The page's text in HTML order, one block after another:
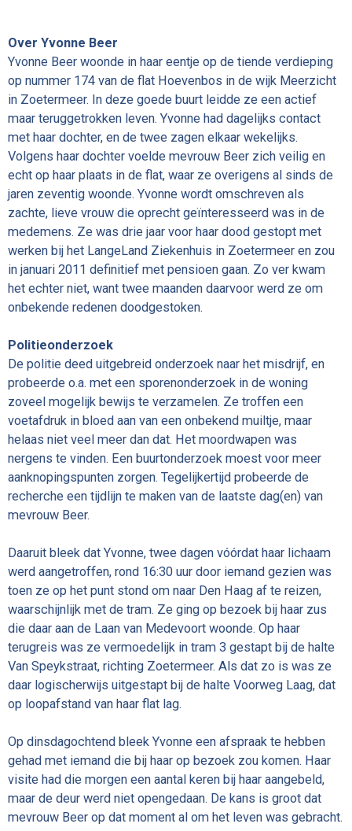
Over Yvonne Beer
Yvonne Beer woonde in haar eentje op de tiende verdieping
op nummer 174 van de flat Hoevenbos in de wijk Meerzicht
in Zoetermeer. In deze goede buurt leidde ze een actief
maar teruggetrokken leven. Yvonne had dagelijks contact
met haar dochter, en de twee zagen elkaar wekelijks.
Volgens haar dochter voelde mevrouw Beer zich veilig en
echt op haar plaats in de flat, waar ze overigens al sinds de
jaren zeventig woonde. Yvonne wordt omschreven als
zachte, lieve vrouw die oprecht geïnteresseerd was in de
medemens. Ze was drie jaar voor haar dood gestopt met
werken bij het LangeLand Ziekenhuis in Zoetermeer en zou
in januari 2011 definitief met pensioen gaan. Zo ver kwam
het echter niet, want twee maanden daarvoor werd ze om
onbekende redenen doodgestoken.
Politieonderzoek
De politie deed uitgebreid onderzoek naar het misdrijf, en
probeerde o.a. met een sporenonderzoek in de woning
zoveel mogelijk bewijs te verzamelen. Ze troffen een
voetafdruk in bloed aan van een onbekend muiltje, maar
helaas niet veel meer dan dat. Het moordwapen was
nergens te vinden. Een buurtonderzoek moest voor meer
aanknopingspunten zorgen. Tegelijkertijd probeerde de
recherche een tijdlijn te maken van de laatste dag(en) van
mevrouw Beer.
Daaruit bleek dat Yvonne, twee dagen vóórdat haar lichaam
werd aangetroffen, rond 16:30 uur door iemand gezien was
toen ze op het punt stond om naar Den Haag af te reizen,
waarschijnlijk met de tram. Ze ging op bezoek bij haar zus
die daar aan de Laan van Medevoort woonde. Op haar
terugreis was ze vermoedelijk in tram 3 gestapt bij de halte
Van Speykstraat, richting Zoetermeer. Als dat zo is was ze
daar logischerwijs uitgestapt bij de halte Voorweg Laag, dat
op loopafstand van haar flat lag.
Op dinsdagochtend bleek Yvonne een afspraak te hebben
gehad met iemand die bij haar op bezoek zou komen. Haar
visite had die morgen een aantal keren bij haar aangebeld,
maar de deur werd niet opengedaan. De kans is groot dat
mevrouw Beer op dat moment al om het leven was gebracht.